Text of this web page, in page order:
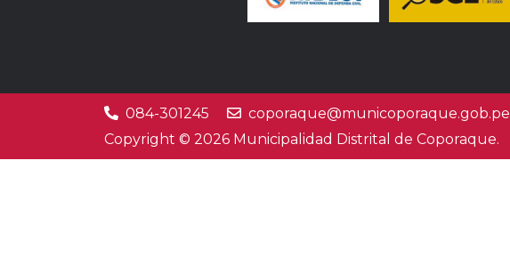
084-301245
coporaque@municoporaque.gob.pe
Copyright © 2026 Municipalidad Distrital de Coporaque.